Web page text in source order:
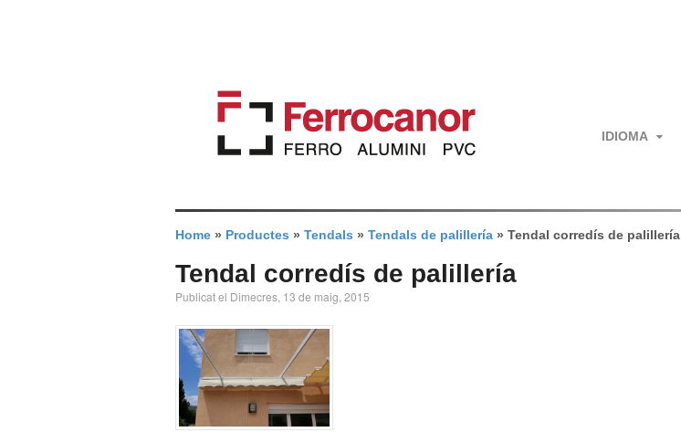
IDIOMA
Home » Productes » Tendals » Tendals de palillería » Tendal corredís de palillería
Tendal corredís de palillería
Publicat el Dimecres, 13 de maig, 2015